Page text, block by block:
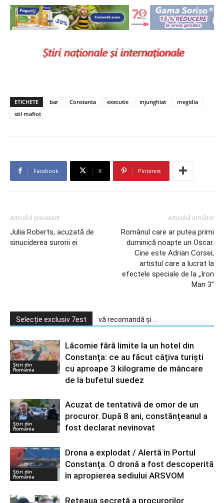
ETICHETE bar Constanta executie injunghiat
megidia
stil mafiot
Facebook X Pinterest
Articolul precedent
Julia Roberts, acuzată de
sinuciderea surorii ei
Articolul următor
Românul care ar putea primi
duminică noapte un Oscar.
Cine este Adrian Corsei,
artistul care a lucrat la
efectele speciale de la „Iron
Man 3”
Selecție exclusiv 7est vă recomandă și ...
Știri din
România
Lăcomie fără limite la un hotel din
Constanța: ce au făcut câțiva turiști
cu aproape 3 kilograme de mâncare
de la bufetul suedez
Știri din
România
Acuzat de tentativă de omor de un
procuror. După 8 ani, constănțeanul a
fost declarat nevinovat
Știri din
România
Drona a explodat / Alertă în Portul
Constanța. O dronă a fost descoperită
în apropierea sediului ARSVOM
Rețeaua secretă a procurorilor